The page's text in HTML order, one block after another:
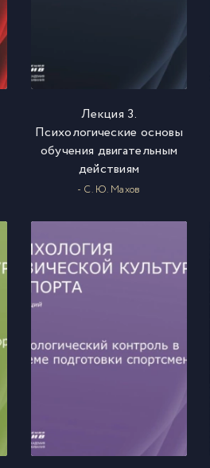
Лекция 3.
Психологические основы
обучения двигательным
действиям
- С. Ю. Махов